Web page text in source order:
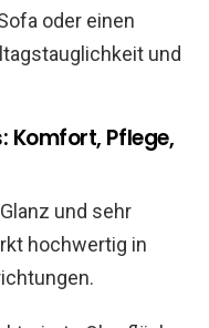
oder einen
und
Komfort, Pflege,
und sehr
hochwertig in